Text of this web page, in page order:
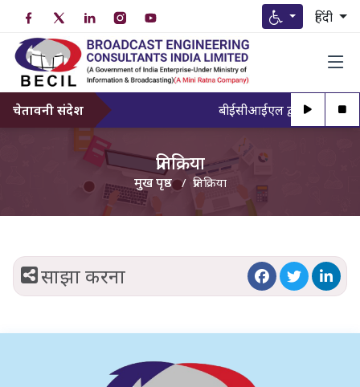
हिंदी
चेतावनी संदेश बीईसीआईएल द्वारा अधिकृत
प्रतिक्रिया
मुख पृष्ठ प्रतिक्रिया
साझा करना